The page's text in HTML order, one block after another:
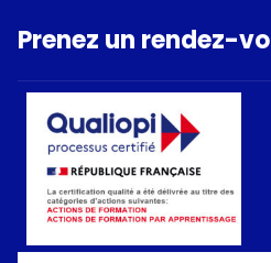
Prenez un rendez-